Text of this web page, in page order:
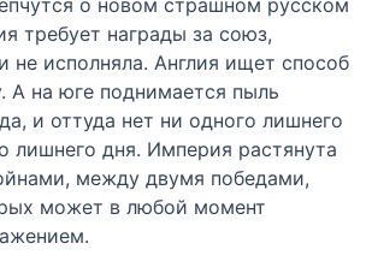
о новом страшном русском
требует награды за союз,
не исполняла. Англия ищет способ
А на юге поднимается пыль
и оттуда нет ни одного лишнего
лишнего дня. Империя растянута
между двумя победами,
может в любой момент